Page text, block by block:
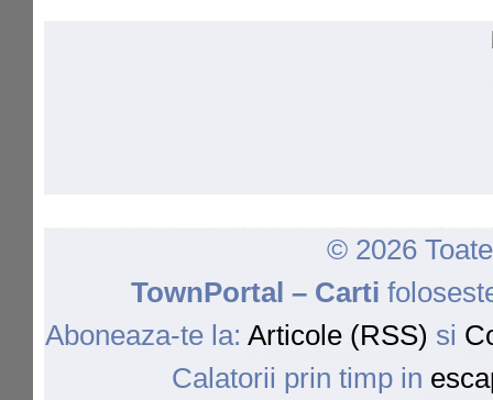
© 2026
TownPortal – Carti
Aboneaza-te la: Articole (RSS) si
Calatorii prin timp in